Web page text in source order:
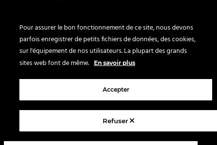
PARIS – France
Corner
le Bon Marché
24 rue de Sèvres
France
© 2025 Le Typographe - Brussels
Pour assurer le bon fonctionnement de ce site, nous devons
parfois enregistrer de petits fichiers de données, des cookies,
sur l'équipement de nos utilisateurs. La plupart des grands
sites web font de même.
En savoir plus
Accepter
Refuser